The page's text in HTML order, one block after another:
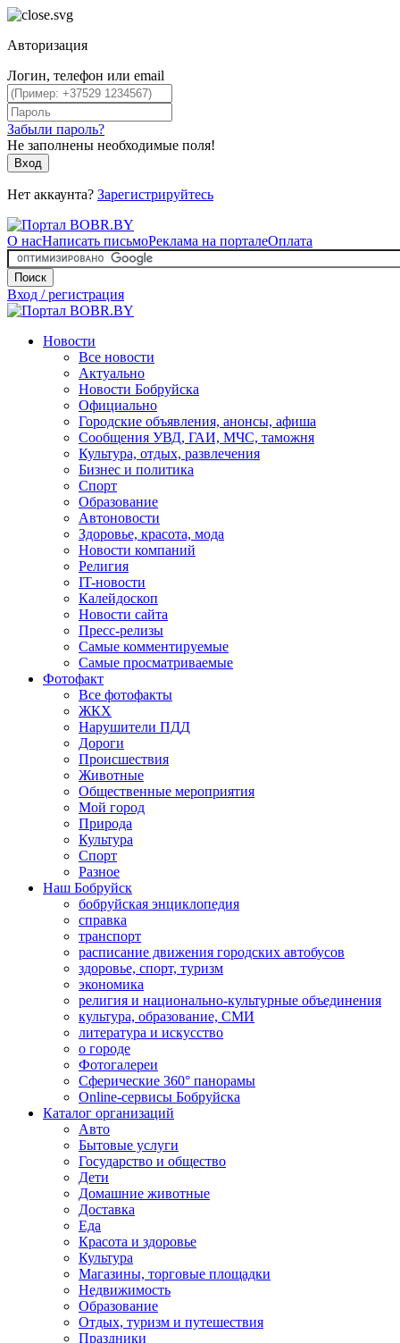
Авторизация
Логин, телефон или email
Забыли пароль?
Не заполнены необходимые поля!
Вход
Нет аккаунта? Зарегистрируйтесь
О насНаписать письмоРеклама на порталеОплата
Поиск
Вход / регистрация
Новости
Все новости
Актуально
Новости Бобруйска
Официально
Городские объявления, анонсы, афиша
Сообщения УВД, ГАИ, МЧС, таможня
Культура, отдых, развлечения
Бизнес и политика
Спорт
Образование
Автоновости
Здоровье, красота, мода
Новости компаний
Религия
IT-новости
Калейдоскоп
Новости сайта
Пресс-релизы
Самые комментируемые
Самые просматриваемые
Фотофакт
Все фотофакты
ЖКХ
Нарушители ПДД
Дороги
Происшествия
Животные
Общественные мероприятия
Мой город
Природа
Культура
Спорт
Разное
Наш Бобруйск
бобруйская энциклопедия
справка
транспорт
расписание движения городских автобусов
здоровье, спорт, туризм
экономика
религия и национально-культурные объединения
культура, образование, СМИ
литература и искусство
о городе
Фотогалереи
Сферические 360° панорамы
Online-сервисы Бобруйска
Каталог организаций
Авто
Бытовые услуги
Государство и общество
Дети
Домашние животные
Доставка
Еда
Красота и здоровье
Культура
Магазины, торговые площадки
Недвижимость
Образование
Отдых, туризм и путешествия
Праздники